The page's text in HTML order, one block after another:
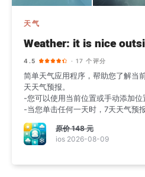
天气
Weather: it is nice
4.5 · 17 个评分
简单天气应用程序，帮助您了解当
天天气预报。
-您可以使用当前位置或手动添加位
-当您单击任何一天时，7天天气预
原价148 元
ios 2026-08-09